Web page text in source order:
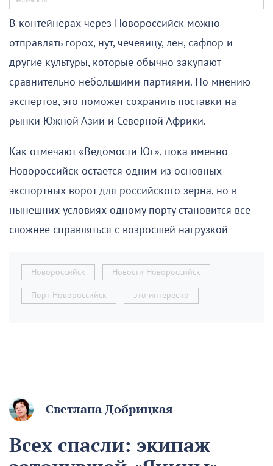
В контейнерах через Новороссийск можно
отправлять горох, нут, чечевицу, лен, сафлор и
другие культуры, которые обычно закупают
сравнительно небольшими партиями. По мнению
экспертов, это поможет сохранить поставки на
рынки Южной Азии и Северной Африки.
Как отмечают «Ведомости Юг», пока именно
Новороссийск остается одним из основных
экспортных ворот для российского зерна, но в
нынешних условиях одному порту становится все
сложнее справляться с возросшей нагрузкой
Новороссийск Новости Новороссийск
Порт Новороссийск это интересно
Светлана Добрицкая
Всех спасли: экипаж